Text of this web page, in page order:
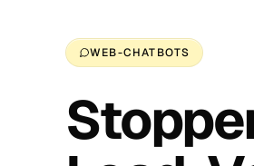
WEB-CHATBOTS